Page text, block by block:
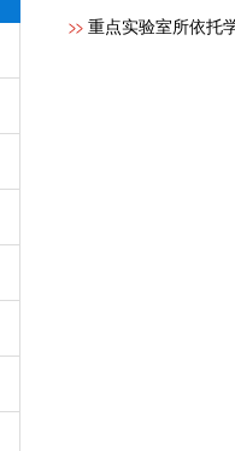
重点实验室所依托